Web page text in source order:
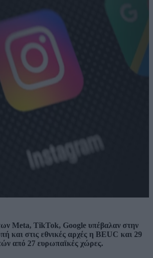
Meta, TikTok, Google υπέβαλαν στην
και στις εθνικές αρχές η BEUC και 29
από 27 ευρωπαϊκές χώρες.